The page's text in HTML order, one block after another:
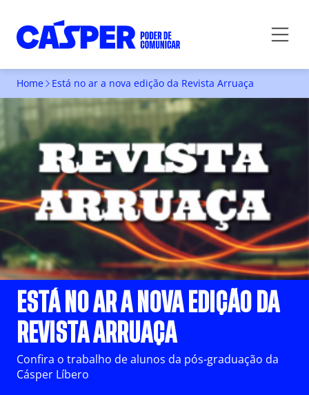
Home Está no ar a nova edição da Revista Arruaça
ESTÁ NO AR A NOVA EDIÇÃO DA
REVISTA ARRUAÇA
Confira o trabalho de alunos da pós-graduação da
Cásper Líbero